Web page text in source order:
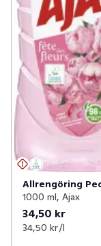
Allrengöring
1000 ml, Ajax
34,50 kr
34,50 kr /l